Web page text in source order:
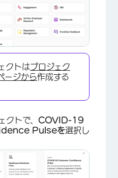
クトはプロジェク
ージから作成する
トで、 COVID-19
Pulseを選択し